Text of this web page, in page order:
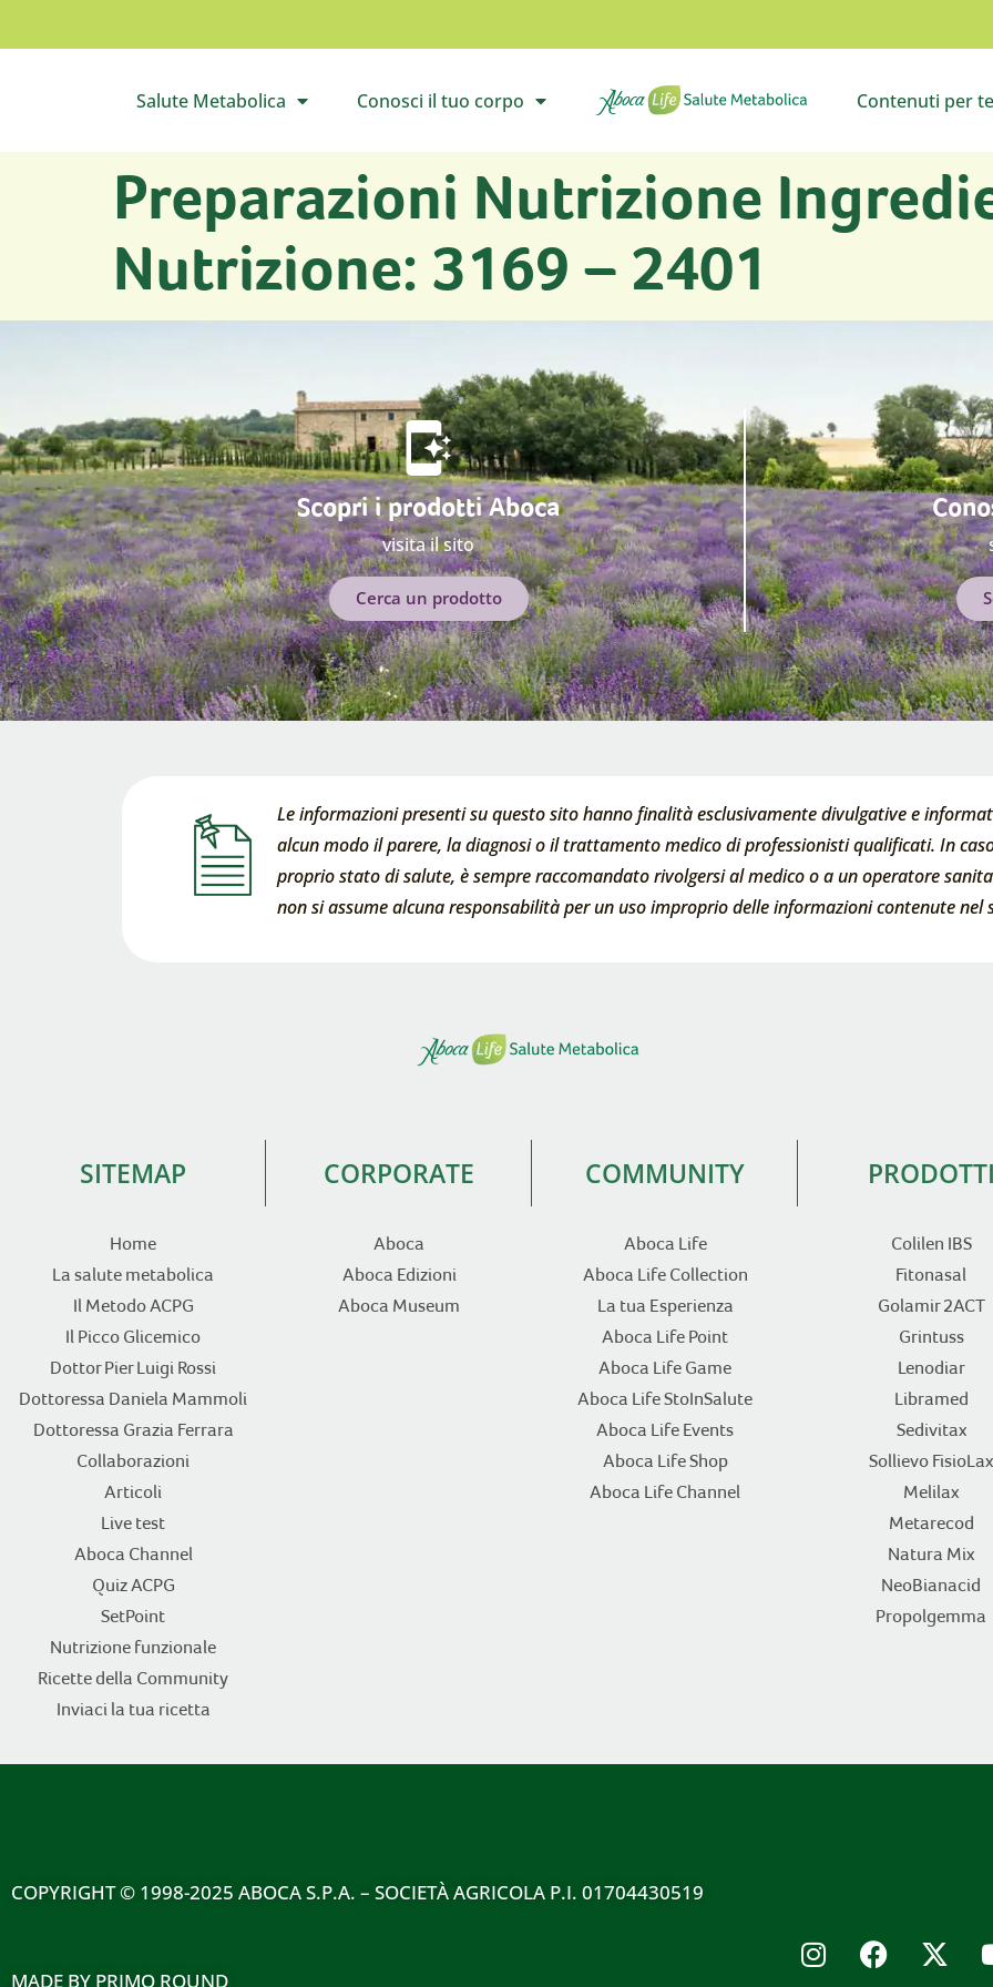
Apri il sottomenù
Salute Metabolica Apri il sottomenù
Conosci il tuo corpo Vai all’homepage Apri il
Contenuti per te
Preparazioni Nutrizione
Nutrizione: 3169 – 2401
Scopri i prodotti Aboca
visita il sito
Cerca un prodotto
Le informazioni presenti su questo sito hanno finalità esclusivamente divulgative e
alcun modo il parere, la diagnosi o il trattamento medico di professionisti qualificati. In
proprio stato di salute, è sempre raccomandato rivolgersi al medico o a un operatore
non si assume alcuna responsabilità per un uso improprio delle informazioni contenute nel
SITEMAP
Home
La salute metabolica
Il Metodo ACPG
Il Picco Glicemico
Dottor Pier Luigi Rossi
Dottoressa Daniela Mammoli
Dottoressa Grazia Ferrara
Collaborazioni
Articoli
Live test
Aboca Channel
Quiz ACPG
SetPoint
Nutrizione funzionale
Ricette della Community
Inviaci la tua ricetta
CORPORATE
Aboca
Aboca Edizioni
Aboca Museum
COMMUNITY
Aboca Life
Aboca Life Collection
La tua Esperienza
Aboca Life Point
Aboca Life Game
Aboca Life StoInSalute
Aboca Life Events
Aboca Life Shop
Aboca Life Channel
Colilen IBS
Fitonasal
Golamir 2ACT
Grintuss
Lenodiar
Libramed
Sedivitax
Sollievo FisioLax
Melilax
Metarecod
Natura Mix
NeoBianacid
Propolgemma
COPYRIGHT© 1998-2025 ABOCA S.P.A. – SOCIETÀ AGRICOLA P.I. 01704430519
MADE BY PRIMO ROUND